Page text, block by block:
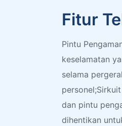
Fitur
Pintu
keselamatan
selama
dan pintu
dihentikan